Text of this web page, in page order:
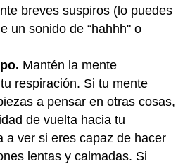
breves suspiros (lo puedes
un sonido de “hahhh" o
Mantén la mente
respiración. Si tu mente
a pensar en otras cosas,
de vuelta hacia tu
a ver si eres capaz de hacer
lentas y calmadas. Si